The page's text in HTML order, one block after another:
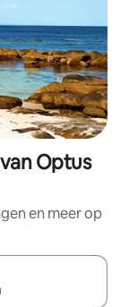
Optus
en meer op
je een keuze